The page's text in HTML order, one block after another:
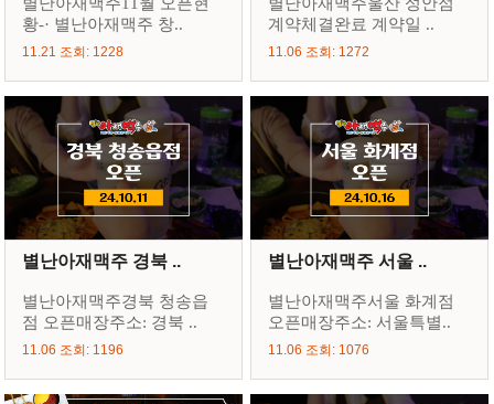
별난아재맥주11월 오픈현
황-· 별난아재맥주 창..
11.21 조회: 1228
별난아재맥주울산 성안점
계약체결완료 계약일 ..
11.06 조회: 1272
별난아재맥주 경북 ..
별난아재맥주경북 청송읍
점 오픈매장주소: 경북 ..
11.06 조회: 1196
별난아재맥주 서울 ..
별난아재맥주서울 화계점
오픈매장주소: 서울특별..
11.06 조회: 1076